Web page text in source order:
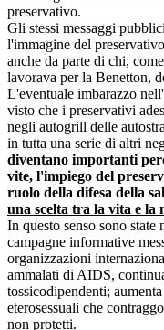
preservativo.
Gli stessi messaggi
l'immagine del
anche da parte di chi,
lavorava per la Benetton,
L'eventuale imbarazzo
visto che i preservativi
negli autogrill delle
in tutta una serie di altri
diventano importanti
vite, l'impiego del
ruolo della difesa della
una scelta tra la vita e la
In questo senso sono
campagne informative
organizzazioni
ammalati di AIDS,
tossicodipendenti;
eterosessuali che
non protetti.